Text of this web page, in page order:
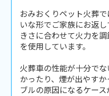
おみおくりペット火葬
いな形でご家族にお返
きさに合わせて火力を
を使用しています。
火葬車の性能が十分で
かったり、煙が出やす
ブルの原因になるケース